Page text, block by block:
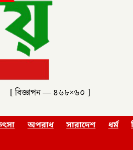
[ বিজ্ঞাপন — ৪৬৮×৬০ ]
অপরাধ সারাদেশ ধর্ম